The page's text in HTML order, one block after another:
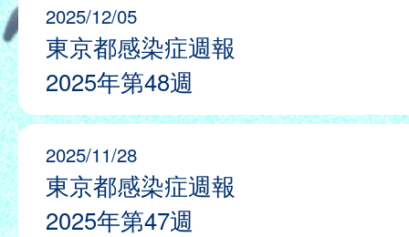
2025/12/05
東京都感染症週報
2025年第48週
2025/11/28
東京都感染症週報
2025年第47週